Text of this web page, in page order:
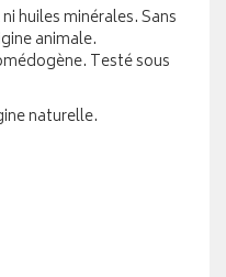
huiles minérales. Sans
animale.
Testé sous
naturelle.